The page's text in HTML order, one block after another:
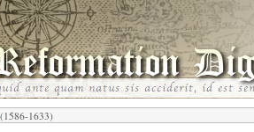
(1586-1633)